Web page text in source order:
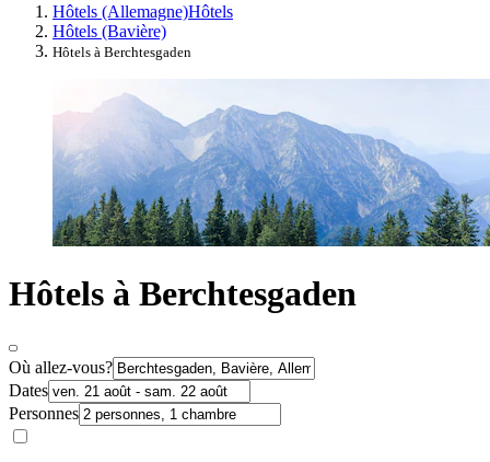
Hôtels (Allemagne)Hôtels
Hôtels (Bavière)
Hôtels à Berchtesgaden
Hôtels à Berchtesgaden
Où allez-vous?
Dates
Personnes